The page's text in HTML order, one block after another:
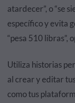
atardecer”, o “se
específico y evita
“pesa 510 libras”,
Utiliza historias
al crear y editar
como tus